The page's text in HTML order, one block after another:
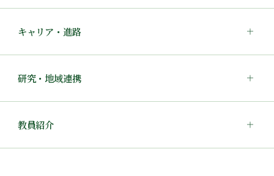
キャリア・進路
研究・地域連携
教員紹介